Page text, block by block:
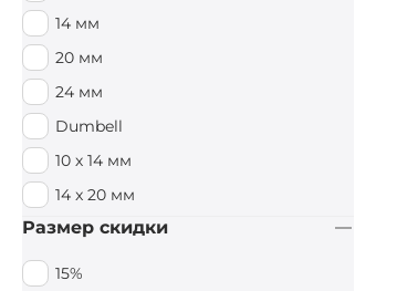
14 мм
20 мм
24 мм
Dumbell
10 х 14 мм
14 x 20 мм
Размер скидки
15%